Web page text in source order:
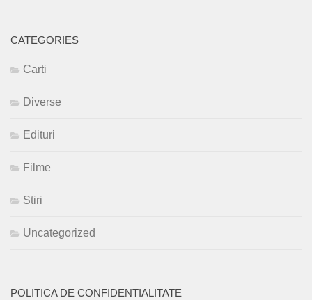
CATEGORIES
Carti
Diverse
Edituri
Filme
Stiri
Uncategorized
POLITICA DE CONFIDENTIALITATE